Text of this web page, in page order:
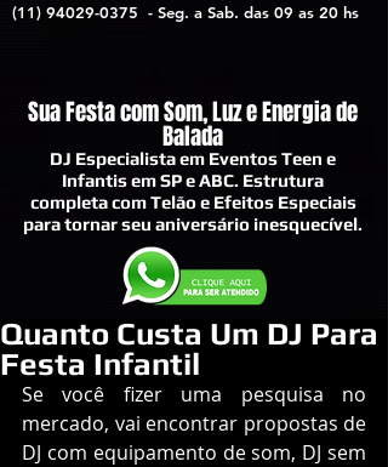
(11) 94029-0375 - Seg. a Sab. das 09 as 20 hs
Sua Festa com Som, Luz e Energia de
Balada
DJ Especialista em Eventos Teen e
Infantis em SP e ABC. Estrutura
completa com Telão e Efeitos Especiais
para tornar seu aniversário inesquecível.
Quanto Custa Um DJ Para
Festa Infantil
Se você fizer uma pesquisa no
mercado, vai encontrar propostas de
DJ com equipamento de som, DJ sem